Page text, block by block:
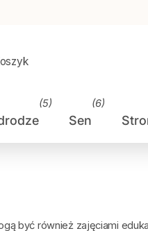
(5)
Sen
(6)
być również zajęciami